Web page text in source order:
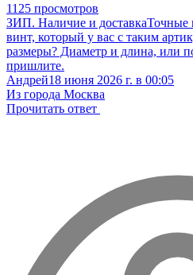
1125 просмотров
ЗИП. Наличие и доставкаТочные
винт, который у вас с таким
размеры? Диаметр и длина, или
пришлите.
Андрей18 июня 2026 г. в 00:05
Из города Москва
Прочитать ответ